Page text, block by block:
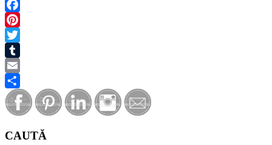
Facebook
Pinterest
Twitter
Tumblr
Email
Share
CAUTĂ